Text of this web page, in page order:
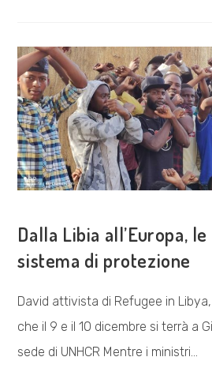
Dalla Libia all’Europa,
sistema di protezione
David attivista di Refugee in
che il 9 e il 10 dicembre si terrà a
sede di UNHCR Mentre i ministri…